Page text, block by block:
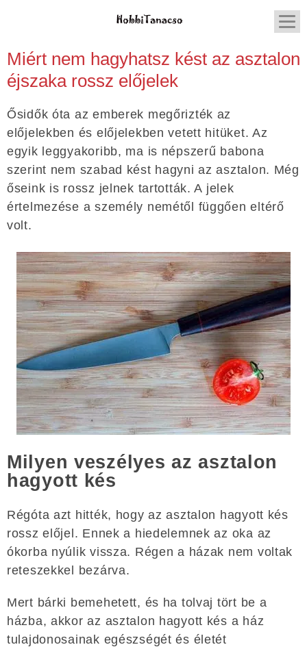
Miért nem hagyhatsz kést az asztalon
éjszaka rossz előjelek
Ősidők óta az emberek megőrizték az
előjelekben és előjelekben vetett hitüket. Az
egyik leggyakoribb, ma is népszerű babona
szerint nem szabad kést hagyni az asztalon. Még
őseink is rossz jelnek tartották. A jelek
értelmezése a személy nemétől függően eltérő
volt.
Milyen veszélyes az asztalon
hagyott kés
Régóta azt hitték, hogy az asztalon hagyott kés
rossz előjel. Ennek a hiedelemnek az oka az
ókorba nyúlik vissza. Régen a házak nem voltak
reteszekkel bezárva.
Mert bárki bemehetett, és ha tolvaj tört be a
házba, akkor az asztalon hagyott kés a ház
tulajdonosainak egészségét és életét